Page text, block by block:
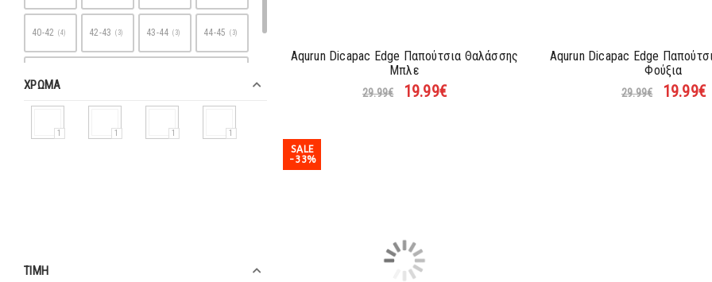
40-42 4 42-43 3 43-44 3 44-45 3
ΧΡΩΜΑ
1 1 1 1
ΤΙΜΗ
Aqurun Dicapac Edge Παπούτσια Θαλάσσης
Μπλε
29.99€ 19.99€
Aqurun Dicapac Edge
Φούξια
29.99€ 19.99€
SALE
-33%